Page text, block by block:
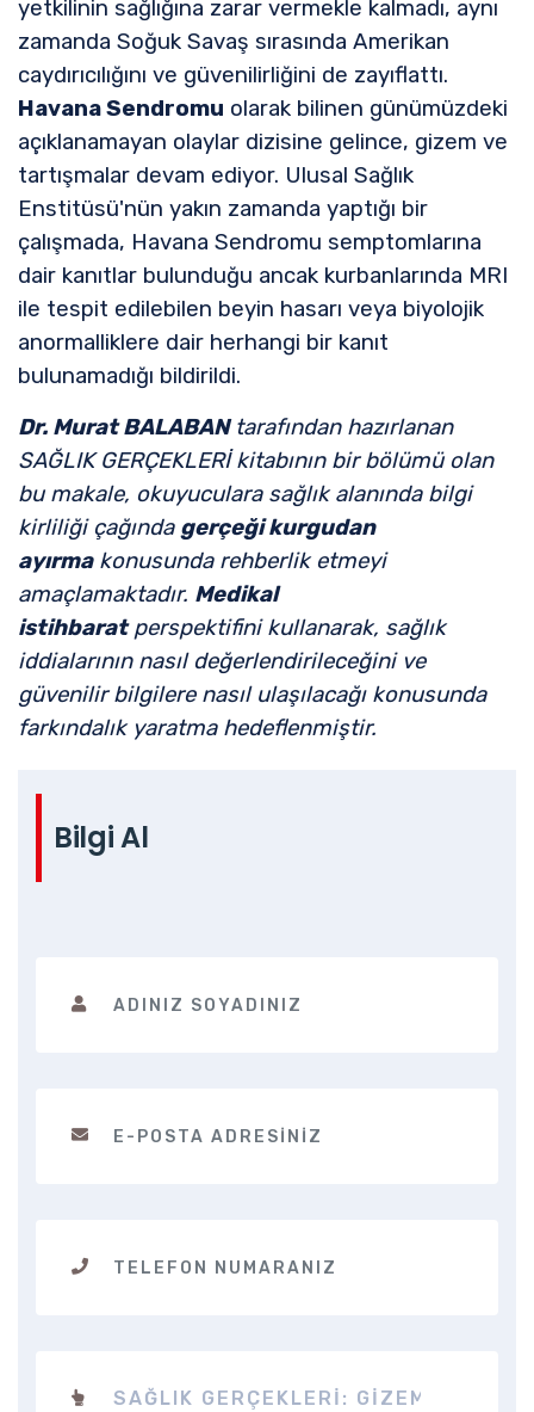
yetkilinin sağlığına zarar vermekle kalmadı, aynı
zamanda Soğuk Savaş sırasında Amerikan
caydırıcılığını ve güvenilirliğini de zayıflattı.
Havana Sendromu olarak bilinen günümüzdeki
açıklanamayan olaylar dizisine gelince, gizem ve
tartışmalar devam ediyor. Ulusal Sağlık
Enstitüsü'nün yakın zamanda yaptığı bir
çalışmada, Havana Sendromu semptomlarına
dair kanıtlar bulunduğu ancak kurbanlarında MRI
ile tespit edilebilen beyin hasarı veya biyolojik
anormalliklere dair herhangi bir kanıt
bulunamadığı bildirildi.
Dr. Murat BALABANtarafından hazırlanan
SAĞLIK GERÇEKLERİ kitabının bir bölümü olan
bu makale, okuyuculara sağlık alanında bilgi
kirliliği çağında gerçeği kurgudan
ayırmakonusunda rehberlik etmeyi
amaçlamaktadır. Medikal
istihbaratperspektifini kullanarak, sağlık
iddialarının nasıl değerlendirileceğini ve
güvenilir bilgilere nasıl ulaşılacağı konusunda
farkındalık yaratma hedeflenmiştir.
Bilgi Al